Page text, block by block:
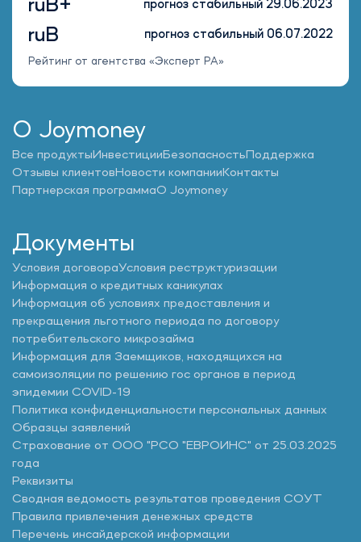
ruB+ прогноз стабильный 29.06.2023
ruB прогноз стабильный 06.07.2022
Рейтинг от агентства «Эксперт РА»
О Joymoney
Все продуктыИнвестицииБезопасностьПоддержка
Отзывы клиентовНовости компанииКонтакты
Партнерская программаО Joymoney
Документы
Условия договораУсловия реструктуризации
Информация о кредитных каникулах
Информация об условиях предоставления и
прекращения льготного периода по договору
потребительского микрозайма
Информация для Заемщиков, находящихся на
самоизоляции по решению гос органов в период
эпидемии COVID-19
Политика конфиденциальности персональных данных
Образцы заявлений
Страхование от ООО "РСО "ЕВРОИНС" от 25.03.2025
года
Реквизиты
Сводная ведомость результатов проведения СОУТ
Правила привлечения денежных средств
Перечень инсайдерской информации